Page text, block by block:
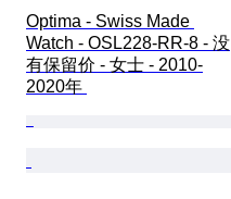
Optima - Swiss Made
Watch - OSL228-RR-8 - 没
有保留价 - 女士 - 2010-
2020年